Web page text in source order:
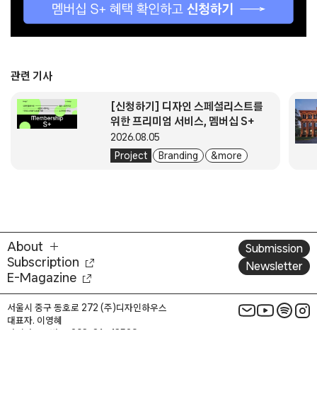
관련 기사
Project Branding & more
[신청하기] 디자인 스페셜리스트를
위한 프리미엄 서비스, 멤버십 S+
2026.08.05
About
Subscription
E-Magazine
Submission
Newsletter
서울시 중구 동호로 272 (주)디자인하우스
대표자. 이영혜